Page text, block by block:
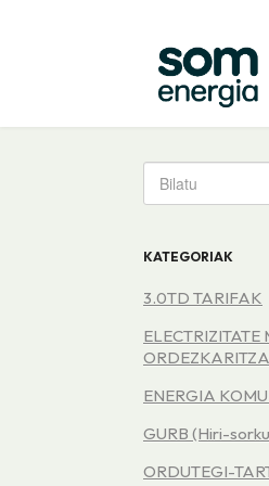
KATEGORIAK
3.0TD TARIFAK
ELECTRIZITATE
ORDEZKARITZA
ENERGIA
GURB (Hiri-
ORDUTEGI-